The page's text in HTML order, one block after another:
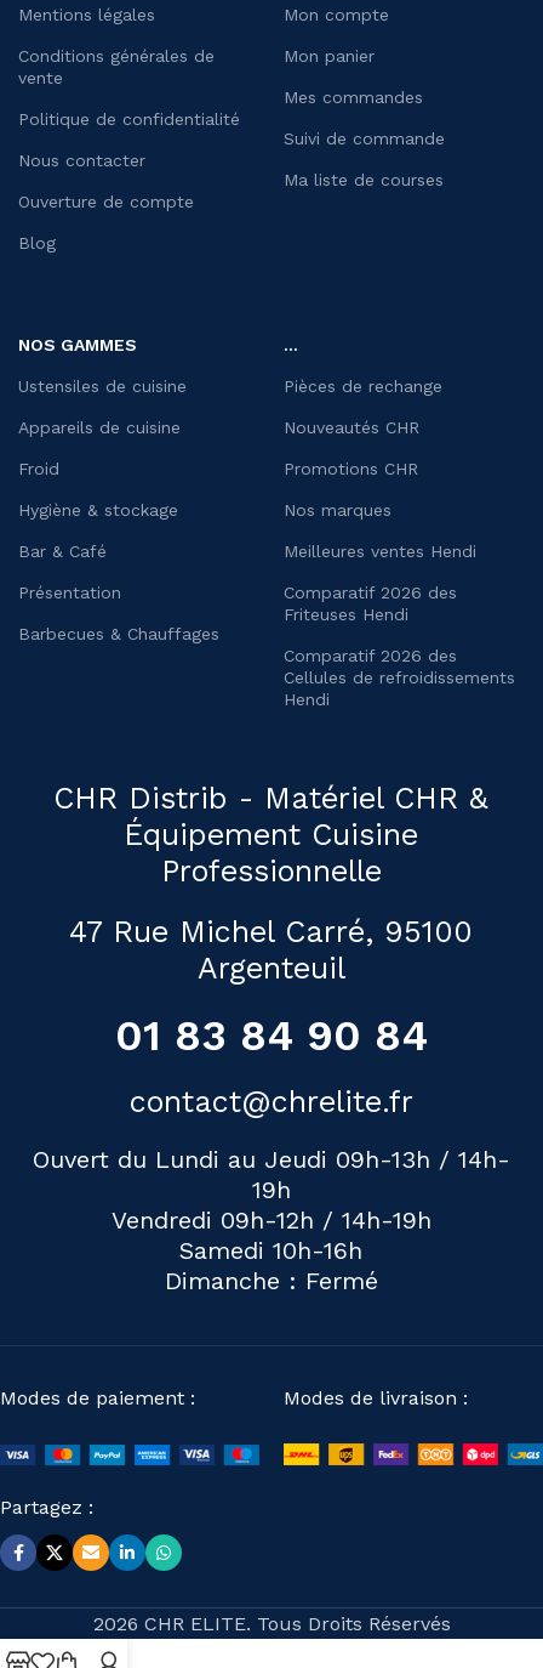
Mentions légales
Conditions générales de
vente
Politique de confidentialité
Nous contacter
Ouverture de compte
Blog
Mon compte
Mon panier
Mes commandes
Suivi de commande
Ma liste de courses
NOS GAMMES
Ustensiles de cuisine
Appareils de cuisine
Froid
Hygiène & stockage
Bar & Café
Présentation
Barbecues & Chauffages
...
Pièces de rechange
Nouveautés CHR
Promotions CHR
Nos marques
Meilleures ventes Hendi
Comparatif 2026 des
Friteuses Hendi
Comparatif 2026 des
Cellules de refroidissements
Hendi
CHR Distrib - Matériel CHR &
Équipement Cuisine
Professionnelle
47 Rue Michel Carré, 95100
Argenteuil
01 83 84 90 84
contact@chrelite.fr
Ouvert du Lundi au Jeudi 09h-13h / 14h-
19h
Vendredi 09h-12h / 14h-19h
Samedi 10h-16h
Dimanche : Fermé
Modes de paiement : Modes de livraison :
Partagez :
2026 CHR ELITE. Tous Droits Réservés